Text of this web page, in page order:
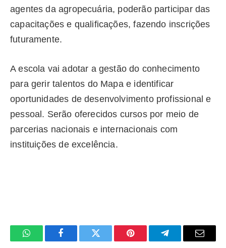
agentes da agropecuária, poderão participar das
capacitações e qualificações, fazendo inscrições
futuramente.
A escola vai adotar a gestão do conhecimento
para gerir talentos do Mapa e identificar
oportunidades de desenvolvimento profissional e
pessoal. Serão oferecidos cursos por meio de
parcerias nacionais e internacionais com
instituições de excelência.
WhatsAppFacebookTwitter Pinterest TelegramaE-